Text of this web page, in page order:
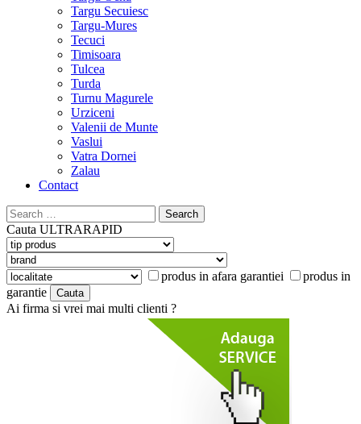
Targu Secuiesc
Targu-Mures
Tecuci
Timisoara
Tulcea
Turda
Turnu Magurele
Urziceni
Valenii de Munte
Vaslui
Vatra Dornei
Zalau
Contact
Search
for:
Cauta ULTRARAPID
produs in afara garantiei
produs in
garantie
Ai firma si vrei mai multi clienti ?